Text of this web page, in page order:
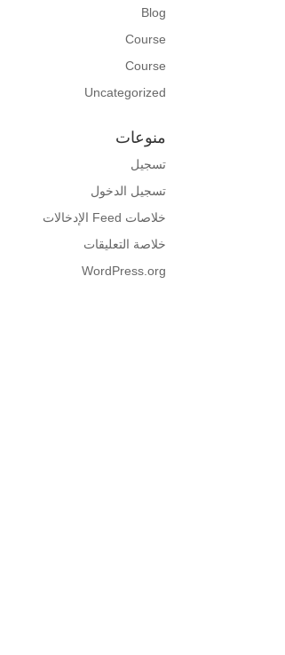
Blog
Course
Course
Uncategorized
منوعات
تسجيل
تسجيل الدخول
خلاصات Feed الإدخالات
خلاصة التعليقات
WordPress.org